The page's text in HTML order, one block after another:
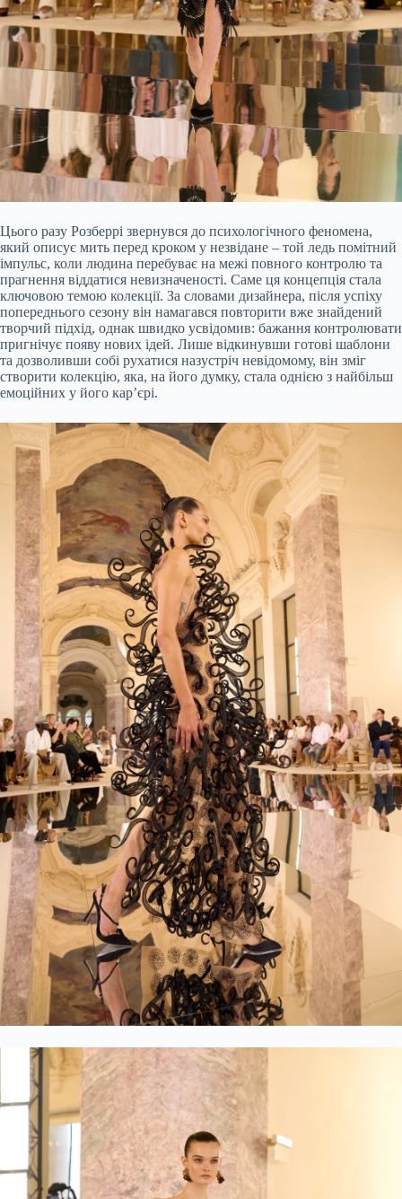
Цього разу Розберрі звернувся до психологічного феномена,
який описує мить перед кроком у незвідане – той ледь помітний
імпульс, коли людина перебуває на межі повного контролю та
прагнення віддатися невизначеності. Саме ця концепція стала
ключовою темою колекції. За словами дизайнера, після успіху
попереднього сезону він намагався повторити вже знайдений
творчий підхід, однак швидко усвідомив: бажання контролювати
пригнічує появу нових ідей. Лише відкинувши готові шаблони
та дозволивши собі рухатися назустріч невідомому, він зміг
створити колекцію, яка, на його думку, стала однією з найбільш
емоційних у його кар’єрі.